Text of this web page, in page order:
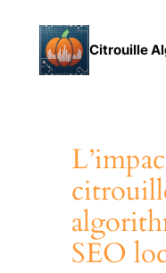
contenu
Citrouille
SEO